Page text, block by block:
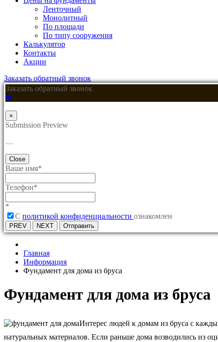
Ленточный
Монолитный
По площади
По типу сооружения
Калькулятор
Контакты
Акции
Заказать обратный звонок
Заказать обратный звонок
×
Submission Preview
…
Close
Ваше имя*
Телефон*
*
C политикой конфиденциальности ознакомлен
PREV NEXT Отправить
Главная
Информация
Фундамент для дома из бруса
Фундамент для дома из бруса
Интерес людей к домам из бруса с
натуральных материалов. Если раньше дома возводились из